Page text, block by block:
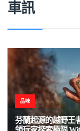
車訊
品味
芬蘭起源的越野王